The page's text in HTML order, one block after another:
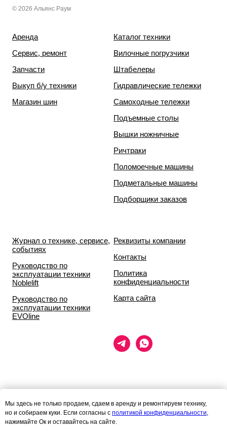
© 2026 Альянс Раум
Аренда
Сервис, ремонт
Запчасти
Выкуп б/у техники
Магазин шин
Каталог техники
Вилочные погрузчики
Штабелеры
Гидравлические тележки
Самоходные тележки
Подъемные столы
Вышки ножничные
Ричтраки
Поломоечные машины
Подметальные машины
Подборщики заказов
Журнал о технике, сервисе,
событиях
Руководство по
эксплуатации техники
Noblelift
Руководство по
эксплуатации техники
EVOline
Реквизиты компании
Контакты
Политика
конфиденциальности
Карта сайта
при каких условиях
информационные материалы и цены, размещённые на сайте, не
Мы здесь не только продаем, сдаем в аренду и ремонтируем технику,
но и собираем куки. Если согласны с политикой конфиденциальности,
нажимайте Ок и оставайтесь на сайте.